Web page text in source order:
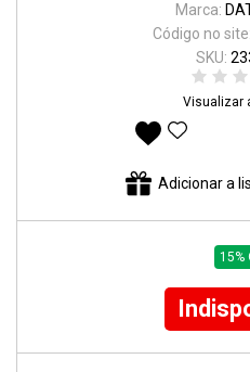
Marca:
Código no site:
SKU:
Visualizar
Adicionar a
15%